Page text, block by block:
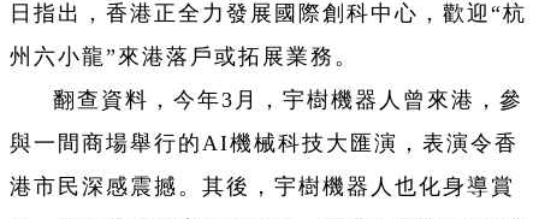
日指出，香港正全力發展國際創科中心，歡迎“杭
州六小龍”來港落戶或拓展業務。
翻查資料，今年3月，宇樹機器人曾來港，參
與一間商場舉行的AI機械科技大匯演，表演令香
港市民深感震撼。其後，宇樹機器人也化身導賞